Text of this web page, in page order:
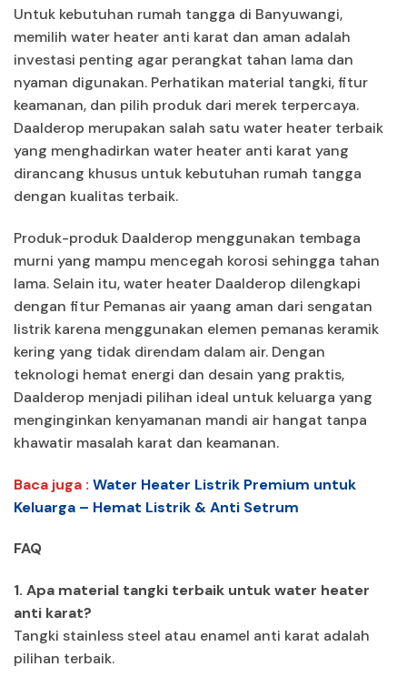
Untuk kebutuhan rumah tangga di Banyuwangi,
memilih water heater anti karat dan aman adalah
investasi penting agar perangkat tahan lama dan
nyaman digunakan. Perhatikan material tangki, fitur
keamanan, dan pilih produk dari merek terpercaya.
Daalderop merupakan salah satu water heater terbaik
yang menghadirkan water heater anti karat yang
dirancang khusus untuk kebutuhan rumah tangga
dengan kualitas terbaik.
Produk-produk Daalderop menggunakan tembaga
murni yang mampu mencegah korosi sehingga tahan
lama. Selain itu, water heater Daalderop dilengkapi
dengan fitur Pemanas air yaang aman dari sengatan
listrik karena menggunakan elemen pemanas keramik
kering yang tidak direndam dalam air. Dengan
teknologi hemat energi dan desain yang praktis,
Daalderop menjadi pilihan ideal untuk keluarga yang
menginginkan kenyamanan mandi air hangat tanpa
khawatir masalah karat dan keamanan.
Baca juga : Water Heater Listrik Premium untuk
Keluarga – Hemat Listrik & Anti Setrum
FAQ
1. Apa material tangki terbaik untuk water heater
anti karat?
Tangki stainless steel atau enamel anti karat adalah
pilihan terbaik.